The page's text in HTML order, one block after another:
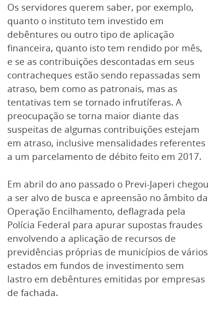
Os servidores querem saber, por exemplo,
quanto o instituto tem investido em
debêntures ou outro tipo de aplicação
financeira, quanto isto tem rendido por mês,
e se as contribuições descontadas em seus
contracheques estão sendo repassadas sem
atraso, bem como as patronais, mas as
tentativas tem se tornado infrutíferas. A
preocupação se torna maior diante das
suspeitas de algumas contribuições estejam
em atraso, inclusive mensalidades referentes
a um parcelamento de débito feito em 2017.
Em abril do ano passado o Previ-Japeri chegou
a ser alvo de busca e apreensão no âmbito da
Operação Encilhamento, deflagrada pela
Polícia Federal para apurar supostas fraudes
envolvendo a aplicação de recursos de
previdências próprias de municípios de vários
estados em fundos de investimento sem
lastro em debêntures emitidas por empresas
de fachada.